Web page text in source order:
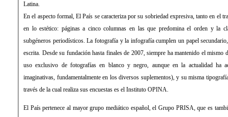
Latina.
En el aspecto formal, El País se caracteriza por su sobriedad expresiva, tanto en el
en lo estético: páginas a cinco columnas en las que predomina el orden y la
subgéneros periodísticos. La fotografía y la infografía cumplen un papel
escrita. Desde su fundación hasta finales de 2007, siempre ha mantenido el mismo
uso exclusivo de fotografías en blanco y negro, aunque en la actualidad ha
imaginativas, fundamentalmente en los diversos suplementos), y su misma
través de la cual realiza sus encuestas es el Instituto OPINA.
El País pertenece al mayor grupo mediático español, el Grupo PRISA, que es